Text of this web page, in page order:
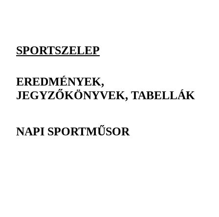
SPORTSZELEP
EREDMÉNYEK,
JEGYZŐKÖNYVEK, TABELLÁK
NAPI SPORTMŰSOR